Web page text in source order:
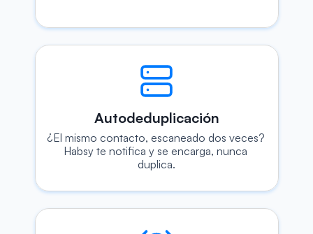
Autodeduplicación
¿El mismo contacto, escaneado dos veces?
Habsy te notifica y se encarga, nunca
duplica.